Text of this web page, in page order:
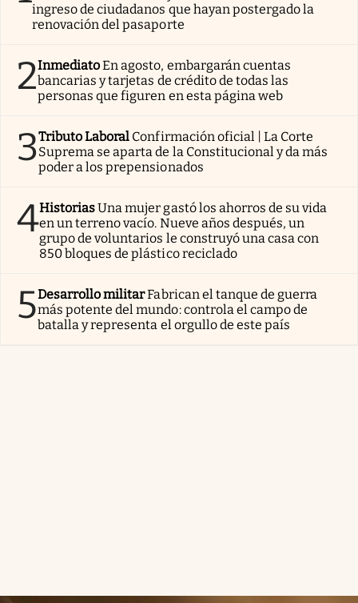
ingreso de ciudadanos que hayan postergado la
renovación del pasaporte
2InmediatoEn agosto, embargarán cuentas
bancarias y tarjetas de crédito de todas las
personas que figuren en esta página web
3Tributo Laboral Confirmación oficial | La Corte
Suprema se aparta de la Constitucional y da más
poder a los prepensionados
4HistoriasUna mujer gastó los ahorros de su vida
en un terreno vacío. Nueve años después, un
grupo de voluntarios le construyó una casa con
850 bloques de plástico reciclado
5Desarrollo militarFabrican el tanque de guerra
más potente del mundo: controla el campo de
batalla y representa el orgullo de este país